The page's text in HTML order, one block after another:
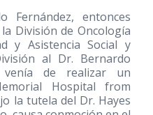
Fernández, entonces
División de Oncología
y Asistencia Social y
al Dr. Bernardo
venía de realizar un
Hospital from
la tutela del Dr. Hayes